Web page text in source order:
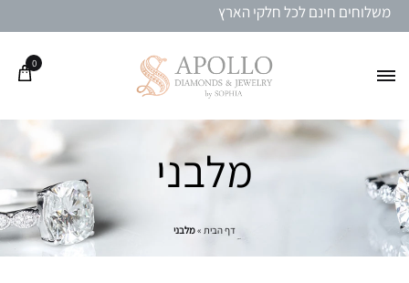
משלוחים חינם לכל חלקי הארץ
0
מלבני
דף הבית »מלבני